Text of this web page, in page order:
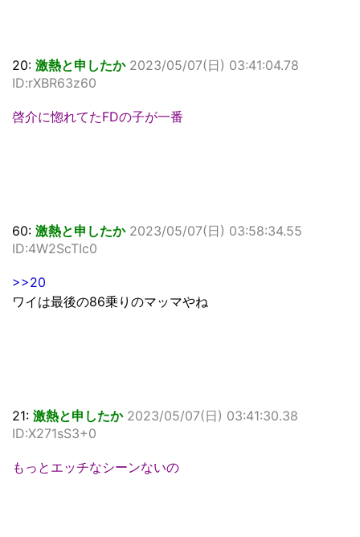
20: 激熱と申したか 2023/05/07(日) 03:41:04.78
ID:rXBR63z60
啓介に惚れてたFDの子が一番
60: 激熱と申したか 2023/05/07(日) 03:58:34.55
ID:4W2ScTIc0
>>20
ワイは最後の86乗りのマッマやね
21: 激熱と申したか 2023/05/07(日) 03:41:30.38
ID:X271sS3+0
もっとエッチなシーンないの